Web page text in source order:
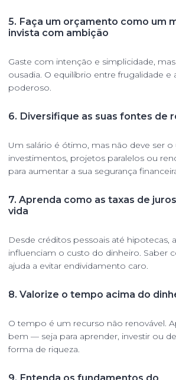
5. Faça um orçamento como um
invista com ambição
Gaste com intenção e simplicidade,
ousadia. O equilíbrio entre frugalidade e
poderoso.
6. Diversifique as suas fontes de
Um salário é ótimo, mas não deve ser o
investimentos, projetos paralelos ou
para aumentar a sua segurança
7. Aprenda como as taxas de
vida
Desde créditos pessoais até hipotecas,
influenciam o custo do dinheiro. Saber
ajuda a evitar endividamento caro.
8. Valorize o tempo acima do
O tempo é um recurso não renovável.
bem — seja para aprender, investir ou
forma de riqueza.
9. Entenda os fundamentos do